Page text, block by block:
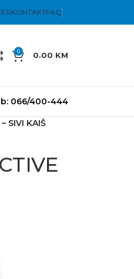
KONTAKTFAQ
0 0.00 KM
066/400-444
SIVI KAIŠ